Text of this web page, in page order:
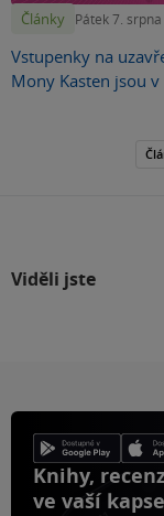
Články Pátek 7.
Vstupenky na
Mony Kasten jsou
Viděli jste
Knihy,
ve vaší